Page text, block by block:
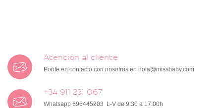
Atención al cliente
Ponte en contacto con nosotros en hola@missbaby.com
+34 911 231 067
Whatsapp 696445203 L-V de 9:30 a 17:00h